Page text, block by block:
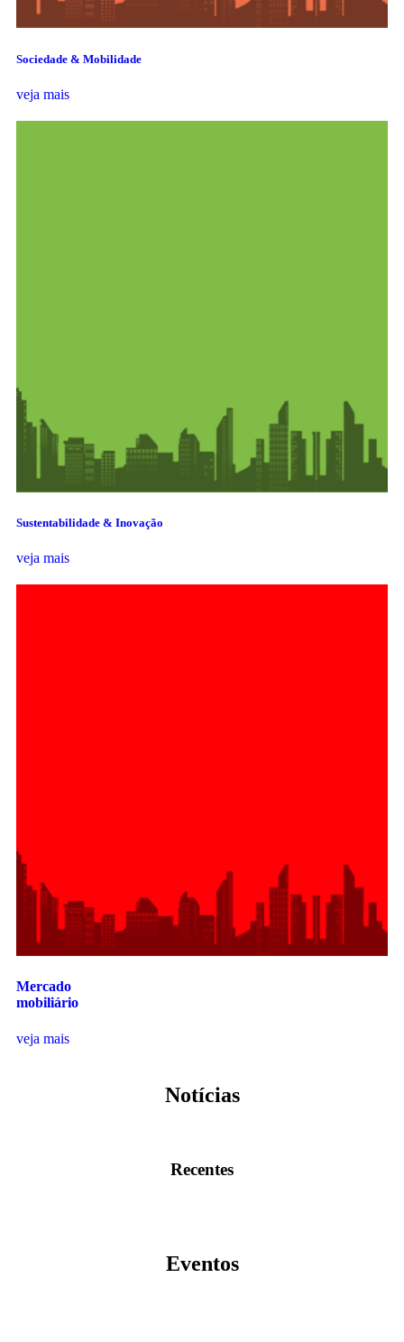
Sociedade & Mobilidade
veja mais
Sustentabilidade & Inovação
veja mais
Mercado
mobiliário
veja mais
Notícias
Recentes
Eventos